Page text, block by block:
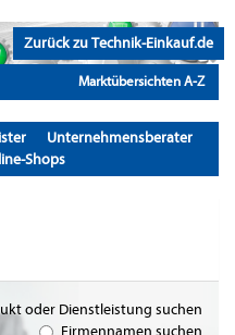
Zurück zu Technik-Einkauf.de
Marktübersichten A-Z
Unternehmensberater
Shops
oder Dienstleistung suchen